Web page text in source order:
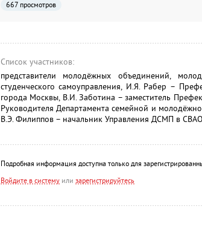
667 просмотров
Список участников:
представители молодёжных объединений,
студенческого самоуправления, И.Я. Рабер –
города Москвы, В.И. Заботина – заместитель
Руководителя Департамента семейной и
В.Э. Филиппов – начальник Управления ДСМП в
Подробная информация доступна только для
Войдите в системуили зарегистрируйтесь